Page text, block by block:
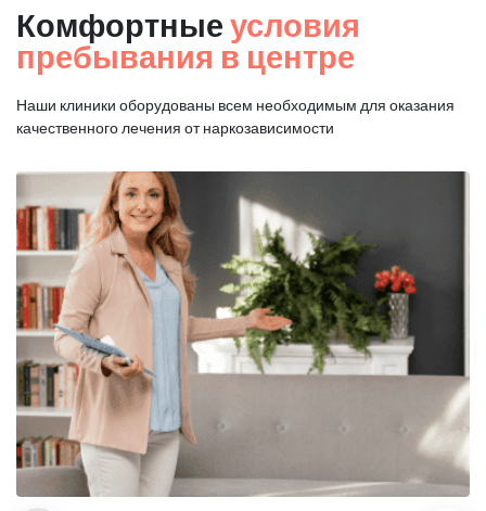
Комфортные условия
пребывания в центре
Наши клиники оборудованы всем необходимым для оказания
качественного лечения от наркозависимости